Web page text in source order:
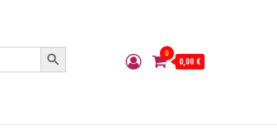
Search Button
0
0,00 €